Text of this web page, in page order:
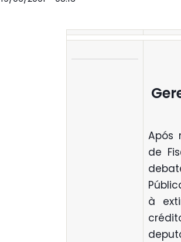
Após
de
à